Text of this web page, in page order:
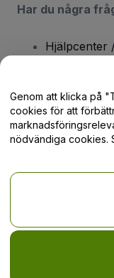
Har du några
Hjälpcenter
Copyright © viagogo
Användande av
Dela inte min
Genom att klicka på
cookies för att
nödvändiga cookies.